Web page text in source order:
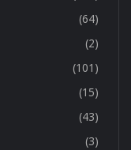
(64)
(2)
(101)
(15)
(43)
(3)